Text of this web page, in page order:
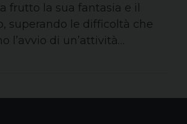
frutto la sua fantasia e il
superando le difficoltà che
l’avvio di un’attività…